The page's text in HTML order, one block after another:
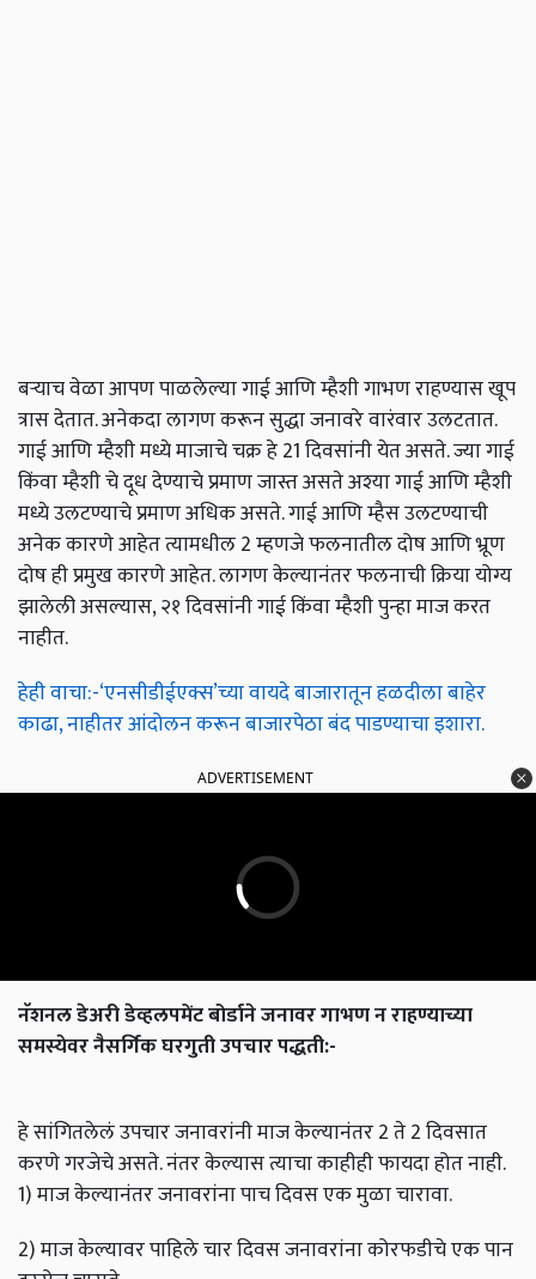
बऱ्याच वेळा आपण पाळलेल्या गाई आणि म्हैशी गाभण राहण्यास खूप
त्रास देतात. अनेकदा लागण करून सुद्धा जनावरे वारंवार उलटतात.
गाई आणि म्हैशी मध्ये माजाचे चक्र हे 21 दिवसांनी येत असते. ज्या गाई
किंवा म्हैशी चे दूध देण्याचे प्रमाण जास्त असते अश्या गाई आणि म्हैशी
मध्ये उलटण्याचे प्रमाण अधिक असते. गाई आणि म्हैस उलटण्याची
अनेक कारणे आहेत त्यामधील 2 म्हणजे फलनातील दोष आणि भ्रूण
दोष ही प्रमुख कारणे आहेत. लागण केल्यानंतर फलनाची क्रिया योग्य
झालेली असल्यास, २१ दिवसांनी गाई किंवा म्हैशी पुन्हा माज करत
नाहीत.
हेही वाचा:-‘एनसीडीईएक्स’च्या वायदे बाजारातून हळदीला बाहेर
काढा, नाहीतर आंदोलन करून बाजारपेठा बंद पाडण्याचा इशारा.
ADVERTISEMENT
नॅशनल डेअरी डेव्हलपमेंट बोर्डाने जनावर गाभण न राहण्याच्या
समस्येवर नैसर्गिक घरगुती उपचार पद्धती:-
हे सांगितलेलं उपचार जनावरांनी माज केल्यानंतर 2 ते 2 दिवसात
करणे गरजेचे असते. नंतर केल्यास त्याचा काहीही फायदा होत नाही.
1) माज केल्यानंतर जनावरांना पाच दिवस एक मुळा चारावा.
2) माज केल्यावर पाहिले चार दिवस जनावरांना कोरफडीचे एक पान